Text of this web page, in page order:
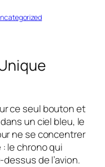
ce seul bouton et
un ciel bleu, le
ne se concentrer
le chrono qui
de l’avion.